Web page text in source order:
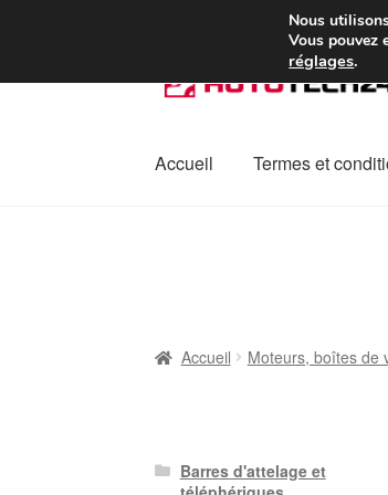
Colissimo
à
navigation
au
Accueil Termes et
Accueil Moteurs, boîtes de
Barres d'attelage et
Nous
Vous pouvez
réglages.